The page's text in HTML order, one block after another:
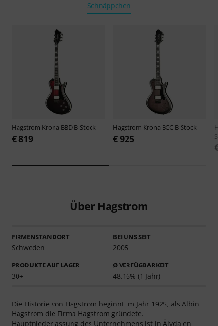
Schnäppchen
Hagstrom Krona BBD B-Stock
€ 819
Hagstrom Krona BCC B-Stock
€ 925
Über Hagstrom
FIRMENSTANDORT
Schweden
BEI UNS SEIT
2005
PRODUKTE AUF LAGER
30+
Ø VERFÜGBARKEIT
48.16% (1 Jahr)
Die Historie von Hagstrom beginnt im Jahr 1925, als Albin
Hagstrom die Firma Hagstrom gründete.
Hauptniederlassung des Unternehmens ist in Älvdalen